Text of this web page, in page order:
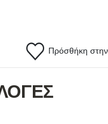
Πρόσθήκη στην